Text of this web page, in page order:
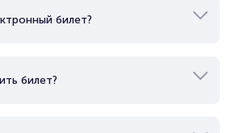
билет?
билет?